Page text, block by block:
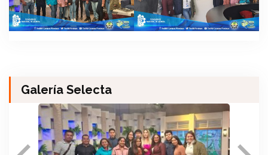
Galería Selecta